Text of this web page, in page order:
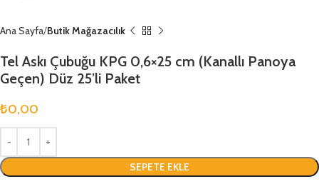
Ana Sayfa Butik Mağazacılık
Tel Askı Çubuğu KPG 0,6×25 cm (Kanallı Panoya
Geçen) Düz 25’li Paket
₺0,00
SEPETE EKLE